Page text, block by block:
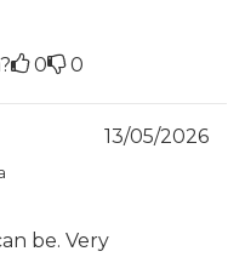
0 0
13/05/2026
be. Very